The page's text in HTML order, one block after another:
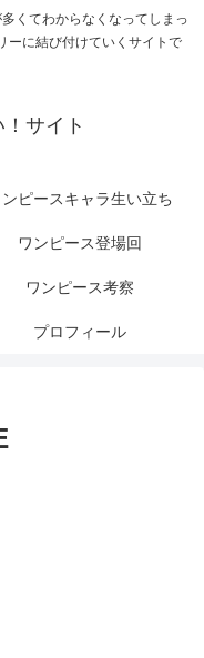
くてわからなくなってしまっ
ーに結び付けていくサイトで
サイト
ンピースキャラ生い立ち
ワンピース登場回
ワンピース考察
プロフィール